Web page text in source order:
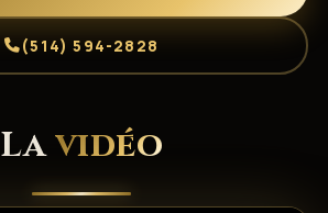
(514) 594-2828
Lavidéo